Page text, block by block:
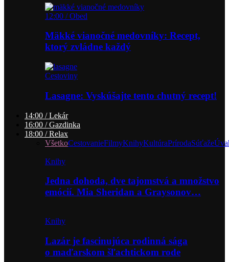
12:00 / Obed
Mäkké vianočné medovníky: Recept,
ktorý zvládne každý
Cestoviny
Lasagne: Vyskúšajte tento chutný recept!
14:00 / Lekár
16:00 / Gazdinka
18:00 / Relax
VšetkoCestovanieFilmyKnihyKultúraPrírodaSúťaže
Knihy
Jedna dohoda, dve tajomstvá a množstvo
emócií. Mia Sheridan a Graysonov…
Knihy
Lazár je fascinujúca rodinná sága
o maďarskom šľachtickom rode